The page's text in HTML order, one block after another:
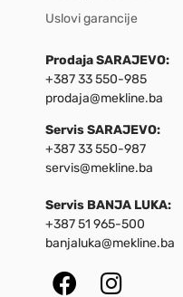
Uslovi garancije
Prodaja SARAJEVO:
+387 33 550-985
prodaja@mekline.ba
Servis SARAJEVO:
+387 33 550-987
servis@mekline.ba
Servis BANJA LUKA:
+387 51 965-500
banjaluka@mekline.ba